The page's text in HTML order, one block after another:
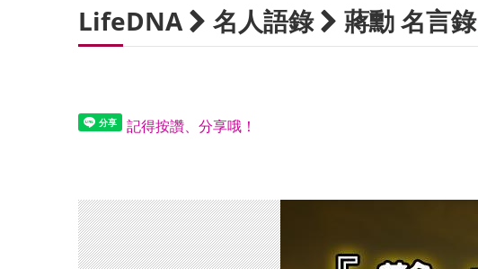
LifeDNA 名人語錄 蔣勳 名言錄
記得按讚、分享哦！